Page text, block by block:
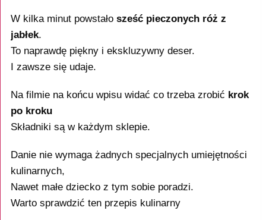
W kilka minut powstało sześć pieczonych róż z
jabłek.
To naprawdę piękny i ekskluzywny deser.
I zawsze się udaje.
Na filmie na końcu wpisu widać co trzeba zrobić krok
po kroku
Składniki są w każdym sklepie.
Danie nie wymaga żadnych specjalnych umiejętności
kulinarnych,
Nawet małe dziecko z tym sobie poradzi.
Warto sprawdzić ten przepis kulinarny